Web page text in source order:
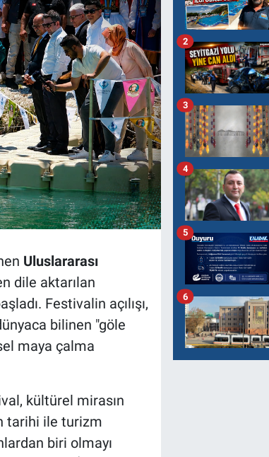
Uluslararası
dile aktarılan
Festivalin açılışı,
bilinen "göle
maya çalma
kültürel mirasın
tarihi ile turizm
biri olmayı
2
3
4
5
6